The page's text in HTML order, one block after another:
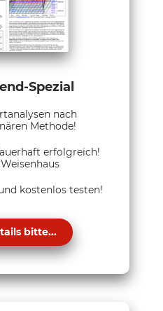
Spezial
nach
Methode!
erfolgreich!
kostenlos testen!
bitte...